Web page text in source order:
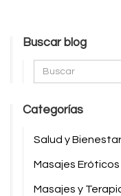
Buscar blog
Categorías
Salud y Bienestar
Masajes Eróticos
Masajes y